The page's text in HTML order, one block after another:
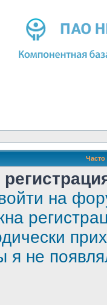
на
я не